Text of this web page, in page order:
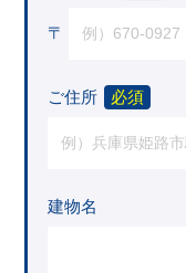
〒
ご住所 必須
建物名